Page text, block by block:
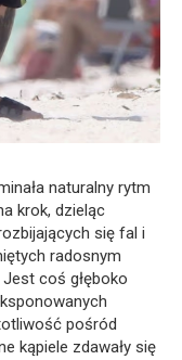
naturalny rytm
krok, dzieląc
się fal i
radosnym
coś głęboko
pośród
kąpiele zdawały się